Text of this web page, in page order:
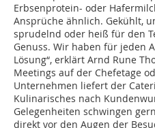
Erbsenprotein- oder
Ansprüche ähnlich. Gekühlt,
sprudelnd oder heiß für den
Genuss. Wir haben für jeden
Lösung“, erklärt Arnd Rune
Meetings auf der Chefetage
Unternehmen liefert der
Kulinarisches nach
Gelegenheiten schwingen
direkt vor den Augen der